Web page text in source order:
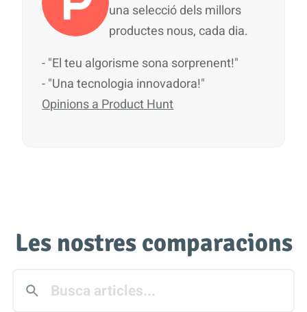
- "El teu algorisme sona sorprenent!"
- "Una tecnologia innovadora!"
Opinions a Product Hunt
una selecció dels millors
productes nous, cada dia.
Les nostres comparacions